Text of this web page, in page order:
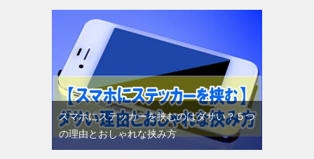
スマホにステッカーを挟むのはダサい？５つ
の理由とおしゃれな挟み方